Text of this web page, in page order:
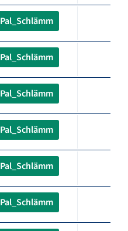
Pal_Schlämm
Pal_Schlämm
Pal_Schlämm
Pal_Schlämm
Pal_Schlämm
Pal_Schlämm